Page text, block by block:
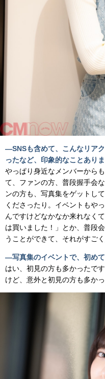
―SNSも含めて、こんなリア
ったなど、印象的なことありま
やっぱり身近なメンバーから
て、ファンの方、普段握手会
ンの方も、写真集をゲットし
くださったり。イベントもや
んですけどなかなか来れなく
は買いました！」とか、普段
うことができて、それがすごく
―写真集のイベントで、初め
はい、初見の方も多かったで
けど、意外と初見の方も多か